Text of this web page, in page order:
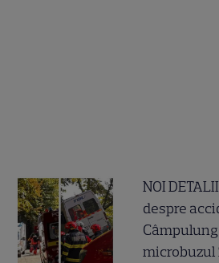
NOI
despre
microbuzul